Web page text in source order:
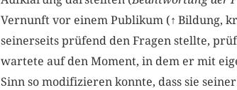
Vernunft vor einem Publikum (↑ Bildung,
seinerseits prüfend den Fragen stellte,
wartete auf den Moment, in dem er mit
Sinn so modifizieren konnte, dass sie